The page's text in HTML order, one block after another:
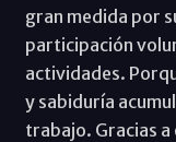
gran medida por
participación
actividades.
y sabiduría
trabajo. Gracias